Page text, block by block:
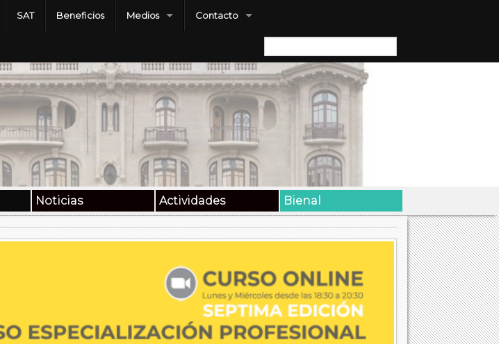
SAT Beneficios Medios Contacto
Buscar:
Noticias Actividades Bienal